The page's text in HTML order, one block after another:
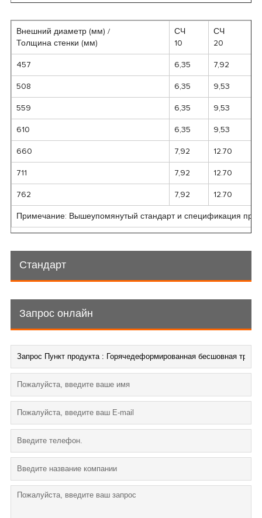
Внешний диаметр (мм) /
Толщина стенки (мм)
СЧ
10
СЧ
20
457 6,35 7,92
508 6,35 9,53
559 6,35 9,53
610 6,35 9,53
660 7,92 12.70
711 7,92 12.70
762 7,92 12.70
Примечание: Вышеупомянутый стандарт и спецификация
Стандарт
Запрос онлайн